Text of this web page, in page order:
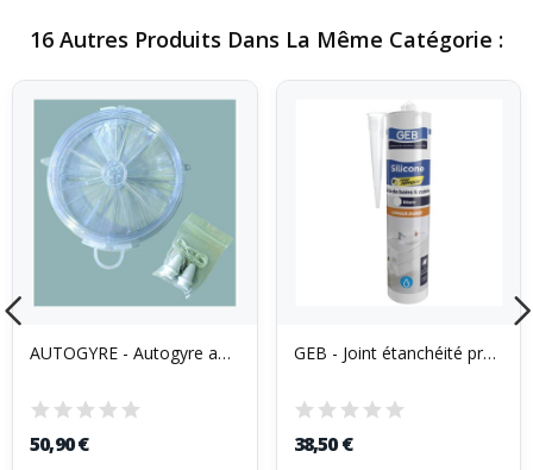
16 Autres Produits Dans La Même Catégorie :
AUTOGYRE - Autogyre aérateur à tirette d.156...
50,90 €
GEB - Joint étanchéité préformé 3m35 x40mm blanc
38,50 €